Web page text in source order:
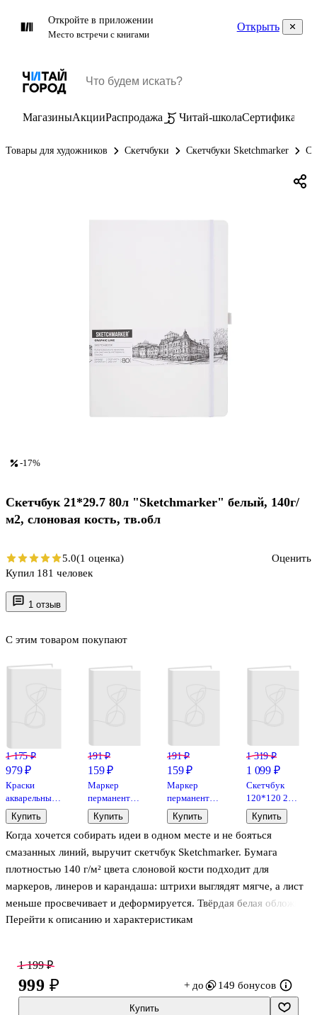
Откройте в приложении
Место встречи с книгами
Открыть
МагазиныАкцииРаспродажа Читай-школаСертификаты
Товары для художников Скетчбуки Скетчбуки Sketchmarker
1 отзыв
Когда хочется собирать идеи в одном месте и не бояться
смазанных линий, выручит скетчбук Sketchmarker. Бумага
плотностью 140 г/м² цвета слоновой кости подходит для
маркеров, линеров и карандаша: штрихи выглядят мягче, а лист
меньше просвечивает и деформируется. Твёрдая белая обложка
защищает страницы в дороге и удобно служит опорой без стола.
Перейти к описанию и характеристикам
С этим товаром покупают
1 175 ₽
979 ₽
Краски
акварельные
18цв
"Студия",
кюветы, к/к.,
б/к., Гамма
Купить
191 ₽
159 ₽
Маркер
перманентный
золотой, Art
idea
Купить
191 ₽
159 ₽
Маркер
перманентный
серебряный,
Art idea
Купить
1 319 ₽
1 099 ₽
Скетчбук
120*120 24л
"Белый
букет", 300г/
м2, тв. обл.,
резинка
Купить
-17%
Скетчбук 21*29.7 80л "Sketchmarker" белый, 140г/
м2, слоновая кость, тв.обл
5.0(1 оценка)
Оценить
Купил 181 человек
1 199 ₽
999 ₽ + до 149 бонусов
Купить